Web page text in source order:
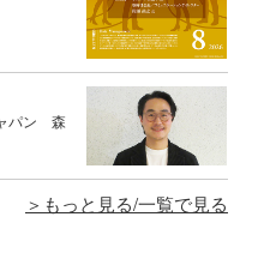
パン 森
もっと見る/一覧で見る